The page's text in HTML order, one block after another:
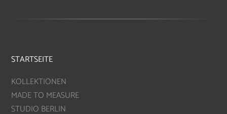
STARTSEITE
KOLLEKTIONEN
MADE TO MEASURE
STUDIO BERLIN